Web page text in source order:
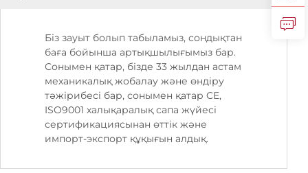
Біз зауыт болып табыламыз, сондықтан
баға бойынша артықшылығымыз бар.
Сонымен қатар, бізде 33 жылдан астам
механикалық жобалау және өндіру
тәжірибесі бар, сонымен қатар CE,
ISO9001 халықаралық сапа жүйесі
сертификациясынан өттік және
импорт-экспорт құқығын алдық.